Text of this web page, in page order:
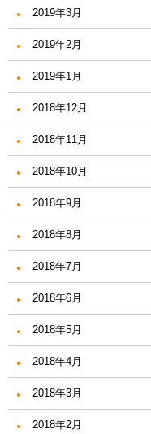
2019年3月
2019年2月
2019年1月
2018年12月
2018年11月
2018年10月
2018年9月
2018年8月
2018年7月
2018年6月
2018年5月
2018年4月
2018年3月
2018年2月